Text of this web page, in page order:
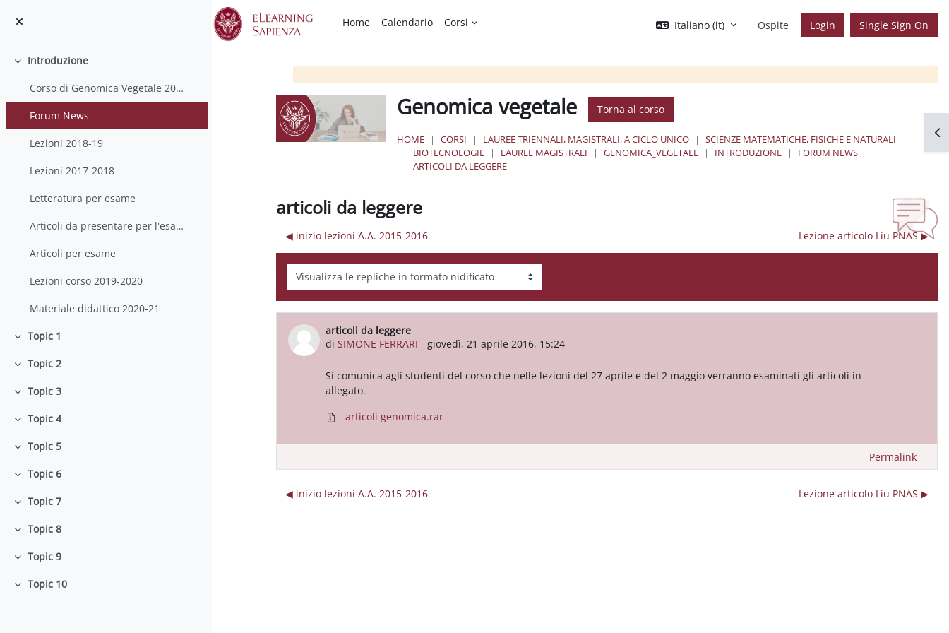
Home
Calendario Corsi Italiano ‎(it)‎ Ospite Login Single Sign On
Minimizza
Introduzione
Corso di Genomica Vegetale 2020-21
Forum News
Lezioni 2018-19
Lezioni 2017-2018
Letteratura per esame
Articoli da presentare per l'esame
Articoli per esame
Lezioni corso 2019-2020
Materiale didattico 2020-21
Minimizza
Topic 1
Minimizza
Topic 2
Minimizza
Topic 3
Minimizza
Topic 4
Minimizza
Topic 5
Minimizza
Topic 6
Minimizza
Topic 7
Minimizza
Topic 8
Minimizza
Topic 9
Minimizza
Topic 10
Genomica vegetale Torna al corso
HOME CORSI LAUREE TRIENNALI, MAGISTRALI, A CICLO UNICO
SCIENZE MATEMATICHE, FISICHE E NATURALI
BIOTECNOLOGIE
LAUREE MAGISTRALI GENOMICA_VEGETALE INTRODUZIONE
FORUM NEWS
ARTICOLI DA LEGGERE
articoli da leggere
◀︎ inizio lezioni A.A. 2015-2016 Lezione articolo Liu PNAS ▶︎
Modalità visualizzazione
articoli da leggere
di SIMONE FERRARI - giovedì, 21 aprile 2016, 15:24
Numero di risposte: 0
Si comunica agli studenti del corso che nelle lezioni del 27 aprile e del 2 maggio verranno esaminati gli articoli in
allegato.
articoli genomica.rar
Permalink
◀︎ inizio lezioni A.A. 2015-2016 Lezione articolo Liu PNAS ▶︎